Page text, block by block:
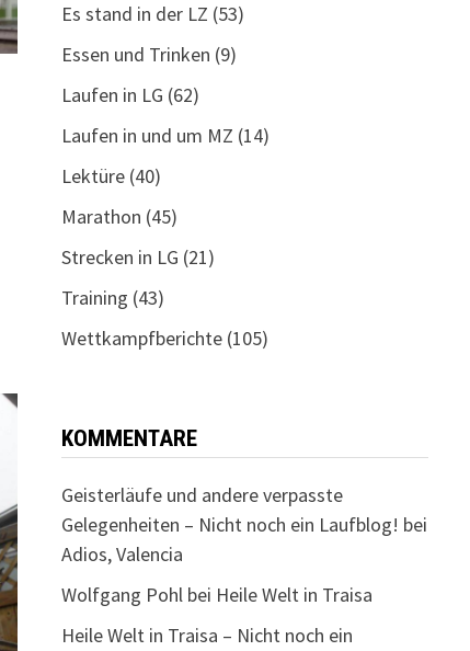
Es stand in der LZ (53)
Essen und Trinken (9)
Laufen in LG (62)
Laufen in und um MZ (14)
Lektüre(40)
Marathon (45)
Strecken in LG (21)
Training (43)
Wettkampfberichte(105)
KOMMENTARE
Geisterläufe und andere verpasste
Gelegenheiten – Nicht noch ein Laufblog! bei
Adios, Valencia
Wolfgang Pohlbei Heile Welt in Traisa
Heile Welt in Traisa – Nicht noch ein